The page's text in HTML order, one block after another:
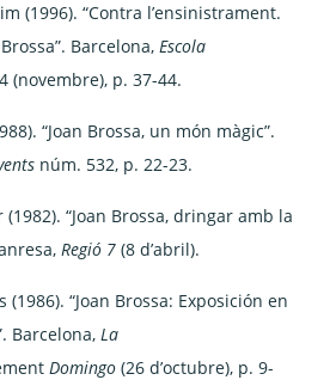
(1996). “Contra l’ensinistrament.
Barcelona,Escola
(novembre), p. 37-44.
“Joan Brossa, un món màgic”.
núm. 532, p. 22-23.
(1982). “Joan Brossa, dringar amb la
Regió 7(8 d’abril).
(1986). “Joan Brossa: Exposición en
Barcelona,La
Domingo(26 d’octubre), p. 9-